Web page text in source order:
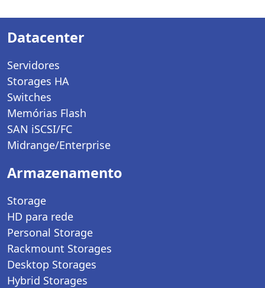
Datacenter
Servidores
Storages HA
Switches
Memórias Flash
SAN iSCSI/FC
Midrange/Enterprise
Armazenamento
Storage
HD para rede
Personal Storage
Rackmount Storages
Desktop Storages
Hybrid Storages